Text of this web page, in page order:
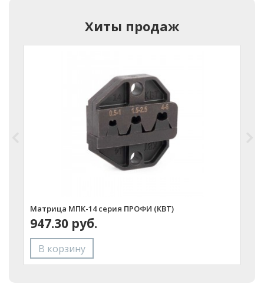
Хиты продаж
Матрица МПК-14 серия ПРОФИ (КВТ)
947.30 руб.